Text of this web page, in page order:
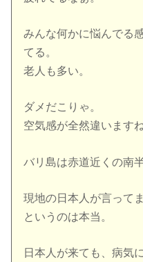
みんな何かに悩んでる
てる。
老人も多い。
ダメだこりゃ。
空気感が全然違いますね
バリ島は赤道近くの南
現地の日本人が言って
というのは本当。
日本人が来ても、病気